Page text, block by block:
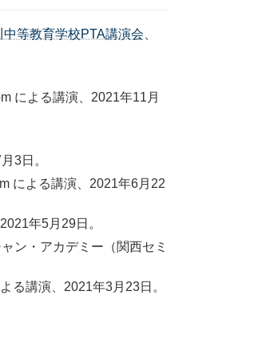
中等教育学校PTA講演会
による講演、2021年11月
3日。
による講演、2021年6月22
年5月29日。
ン・アカデミー（関西セミ
る講演、2021年3月23日。